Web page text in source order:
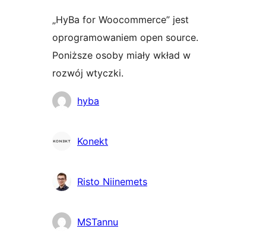
„HyBa for Woocommerce” jest
oprogramowaniem open source.
Poniższe osoby miały wkład w
rozwój wtyczki.
Zaangażowani
hyba
Konekt
Risto Niinemets
MSTannu